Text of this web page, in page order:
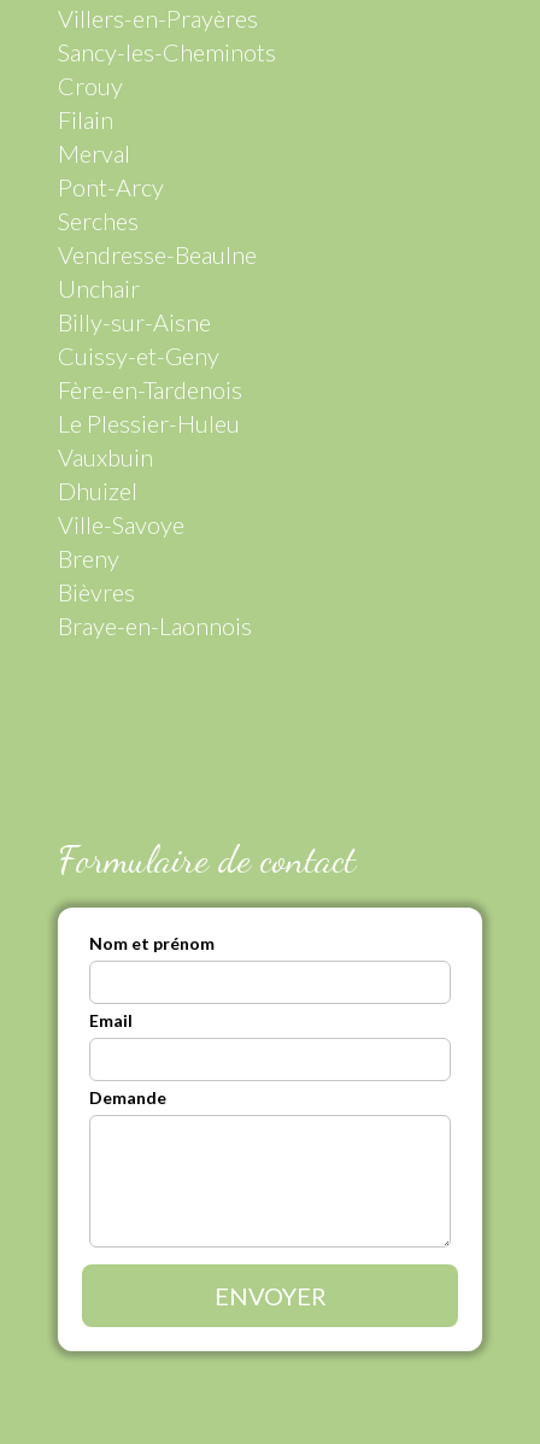
Villers-en-Prayères
Sancy-les-Cheminots
Crouy
Filain
Merval
Pont-Arcy
Serches
Vendresse-Beaulne
Unchair
Billy-sur-Aisne
Cuissy-et-Geny
Fère-en-Tardenois
Le Plessier-Huleu
Vauxbuin
Dhuizel
Ville-Savoye
Breny
Bièvres
Braye-en-Laonnois
Formulaire de contact
Nom et prénom
Email
Demande
ENVOYER